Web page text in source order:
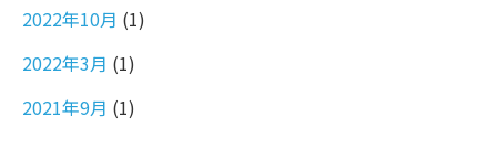
2022年10月 (1)
2022年3月 (1)
2021年9月 (1)